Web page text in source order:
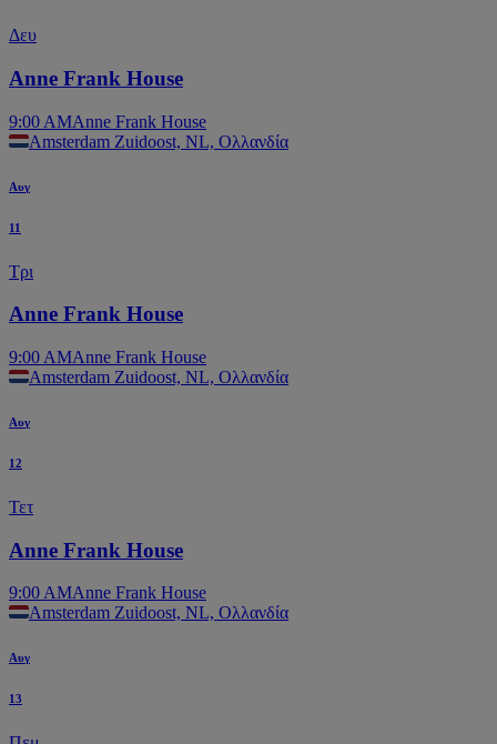
Δευ
Anne Frank House
9:00 AMAnne Frank House
Amsterdam Zuidoost, NL, Ολλανδία
Αυγ
11
Τρι
Anne Frank House
9:00 AMAnne Frank House
Amsterdam Zuidoost, NL, Ολλανδία
Αυγ
12
Τετ
Anne Frank House
9:00 AMAnne Frank House
Amsterdam Zuidoost, NL, Ολλανδία
Αυγ
13